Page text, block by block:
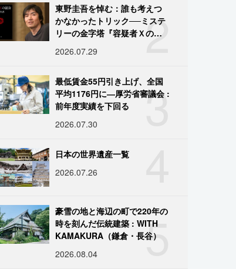
2
東野圭吾を悼む：誰も考えつ
かなかったトリック──ミステ
リーの金字塔『容疑者Ｘの献
2026.07.29
3
最低賃金55円引き上げ、全国
平均1176円に―厚労省審議会 :
前年度実績を下回る
2026.07.30
日本の世界遺産一覧
2026.07.26
5
豪雪の地と海辺の町で220年の
時を刻んだ伝統建築 : WITH
KAMAKURA（鎌倉・長谷）
2026.08.04